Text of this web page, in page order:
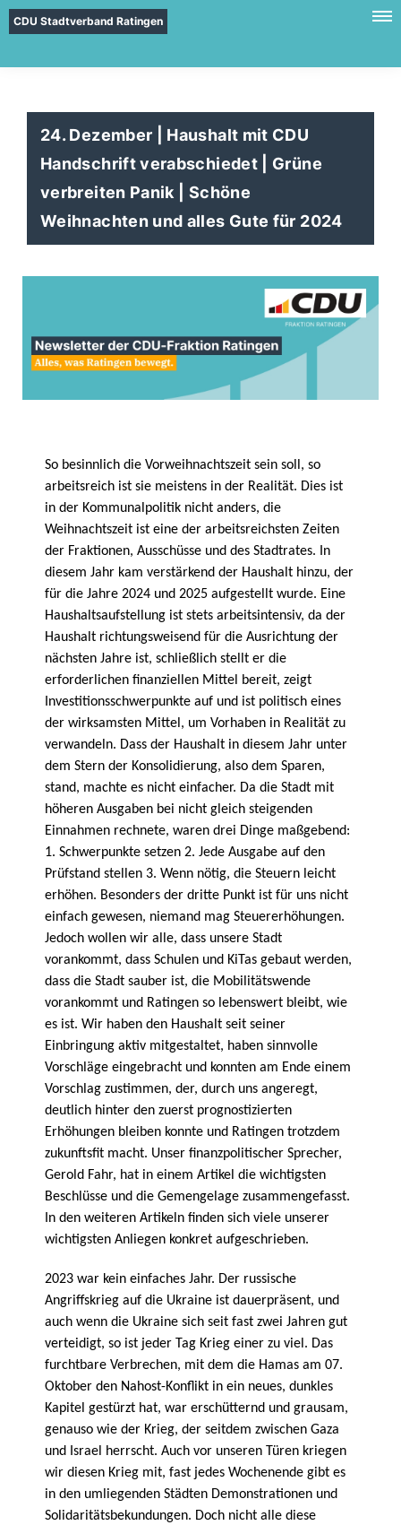
CDU Stadtverband Ratingen
24. Dezember | Haushalt mit CDU
Handschrift verabschiedet | Grüne
verbreiten Panik | Schöne
Weihnachten und alles Gute für 2024
So besinnlich die Vorweihnachtszeit sein soll, so
arbeitsreich ist sie meistens in der Realität. Dies ist
in der Kommunalpolitik nicht anders, die
Weihnachtszeit ist eine der arbeitsreichsten Zeiten
der Fraktionen, Ausschüsse und des Stadtrates. In
diesem Jahr kam verstärkend der Haushalt hinzu, der
für die Jahre 2024 und 2025 aufgestellt wurde. Eine
Haushaltsaufstellung ist stets arbeitsintensiv, da der
Haushalt richtungsweisend für die Ausrichtung der
nächsten Jahre ist, schließlich stellt er die
erforderlichen finanziellen Mittel bereit, zeigt
Investitionsschwerpunkte auf und ist politisch eines
der wirksamsten Mittel, um Vorhaben in Realität zu
verwandeln. Dass der Haushalt in diesem Jahr unter
dem Stern der Konsolidierung, also dem Sparen,
stand, machte es nicht einfacher. Da die Stadt mit
höheren Ausgaben bei nicht gleich steigenden
Einnahmen rechnete, waren drei Dinge maßgebend:
1. Schwerpunkte setzen 2. Jede Ausgabe auf den
Prüfstand stellen 3. Wenn nötig, die Steuern leicht
erhöhen. Besonders der dritte Punkt ist für uns nicht
einfach gewesen, niemand mag Steuererhöhungen.
Jedoch wollen wir alle, dass unsere Stadt
vorankommt, dass Schulen und KiTas gebaut werden,
dass die Stadt sauber ist, die Mobilitätswende
vorankommt und Ratingen so lebenswert bleibt, wie
es ist. Wir haben den Haushalt seit seiner
Einbringung aktiv mitgestaltet, haben sinnvolle
Vorschläge eingebracht und konnten am Ende einem
Vorschlag zustimmen, der, durch uns angeregt,
deutlich hinter den zuerst prognostizierten
Erhöhungen bleiben konnte und Ratingen trotzdem
zukunftsfit macht. Unser finanzpolitischer Sprecher,
Gerold Fahr, hat in einem Artikel die wichtigsten
Beschlüsse und die Gemengelage zusammengefasst.
In den weiteren Artikeln finden sich viele unserer
wichtigsten Anliegen konkret aufgeschrieben.
2023 war kein einfaches Jahr. Der russische
Angriffskrieg auf die Ukraine ist dauerpräsent, und
auch wenn die Ukraine sich seit fast zwei Jahren gut
verteidigt, so ist jeder Tag Krieg einer zu viel. Das
furchtbare Verbrechen, mit dem die Hamas am 07.
Oktober den Nahost-Konflikt in ein neues, dunkles
Kapitel gestürzt hat, war erschütternd und grausam,
genauso wie der Krieg, der seitdem zwischen Gaza
und Israel herrscht. Auch vor unseren Türen kriegen
wir diesen Krieg mit, fast jedes Wochenende gibt es
in den umliegenden Städten Demonstrationen und
Solidaritätsbekundungen. Doch nicht alle diese